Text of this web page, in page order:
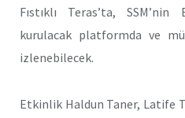
Fıstıklı Teras’ta,
kurulacak platformda ve
izlenebilecek.
Etkinlik Haldun Taner, Latife